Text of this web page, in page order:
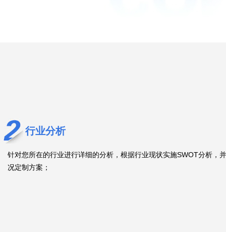
行业分析
针对您所在的行业进行详细的分析，根据行业现状实施SWOT分析，
况定制方案；